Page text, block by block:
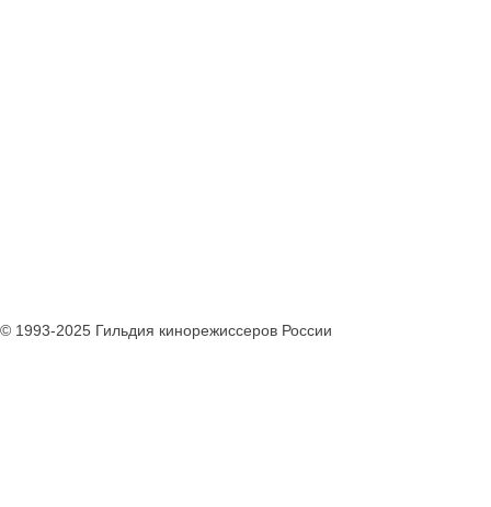
© 1993-2025 Гильдия кинорежиссеров России